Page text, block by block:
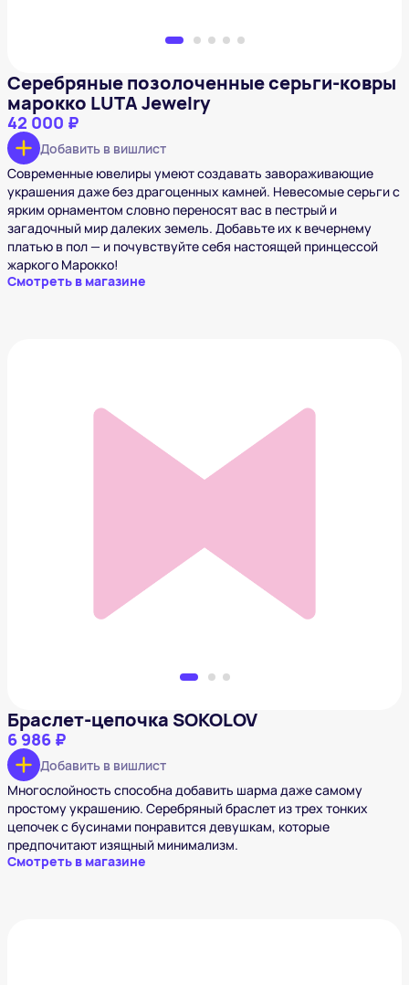
Серебряные позолоченные серьги-ковры
марокко LUTA Jewelry
42 000 ₽
Добавить в вишлист
Современные ювелиры умеют создавать завораживающие
украшения даже без драгоценных камней. Невесомые серьги с
ярким орнаментом словно переносят вас в пестрый и
загадочный мир далеких земель. Добавьте их к вечернему
платью в пол — и почувствуйте себя настоящей принцессой
жаркого Марокко!
Смотреть в магазине
Добавить в вишлист
Браслет-цепочка SOKOLOV
6 986 ₽
Добавить в вишлист
Многослойность способна добавить шарма даже самому
простому украшению. Серебряный браслет из трех тонких
цепочек с бусинами понравится девушкам, которые
предпочитают изящный минимализм.
Смотреть в магазине